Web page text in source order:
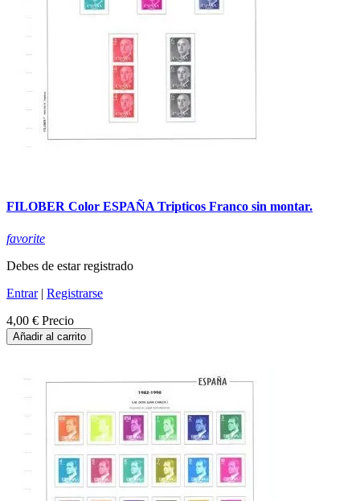
FILOBER Color ESPAÑA Tripticos Franco sin montar.
favorite
Debes de estar registrado
Entrar| Registrarse
4,00 € Precio
Añadir al carrito